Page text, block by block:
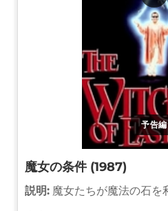
予告編
魔女の条件 (1987)
説明: 魔女たちが魔法の石を